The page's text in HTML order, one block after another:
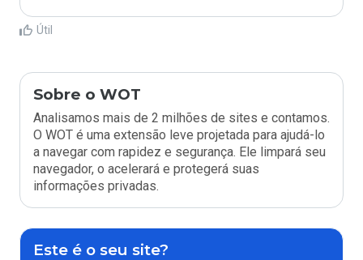
Útil
Sobre o WOT
Analisamos mais de 2 milhões de sites e contamos.
O WOT é uma extensão leve projetada para ajudá-lo
a navegar com rapidez e segurança. Ele limpará seu
navegador, o acelerará e protegerá suas
informações privadas.
Este é o seu site?